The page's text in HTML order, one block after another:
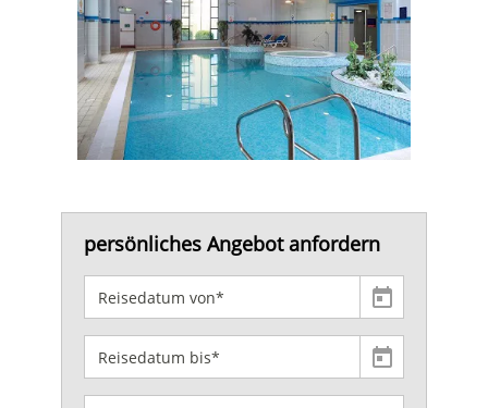
persönliches Angebot anfordern